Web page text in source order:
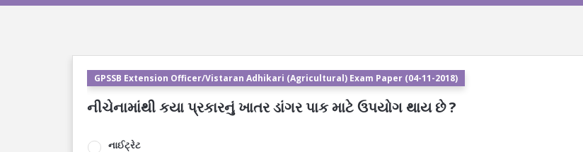
GPSSB Extension Officer/Vistaran Adhikari (Agricultural) Exam Paper (04-11-2018)
નીચેનામાંથી કયા પ્રકારનું ખાતર ડાંગર પાક માટે ઉપયોગ થાય છે ?
નાઈટ્રેટ